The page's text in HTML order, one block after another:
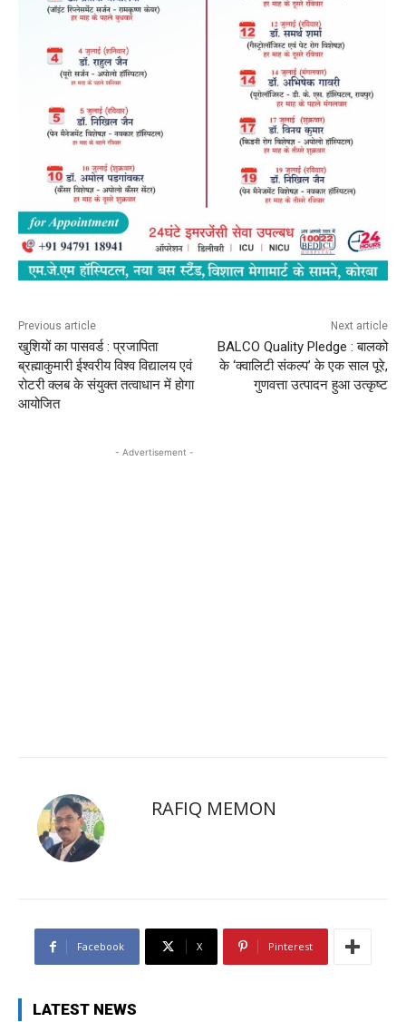
Previous article
खुशियों का पासवर्ड : प्रजापिता
ब्रह्माकुमारी ईश्वरीय विश्व विद्यालय एवं
रोटरी क्लब के संयुक्त तत्वाधान में होगा
आयोजित
Next article
BALCO Quality Pledge : बालको
के ‘क्वालिटी संकल्प’ के एक साल पूरे,
गुणवत्ता उत्पादन हुआ उत्कृष्ट
- Advertisement -
RAFIQ MEMON
Facebook X Pinterest
LATEST NEWS